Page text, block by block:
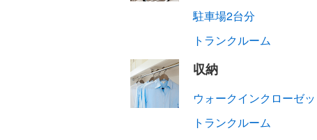
駐車場2台分
トランクルーム
収納
ウォークインクローゼッ
トランクルーム